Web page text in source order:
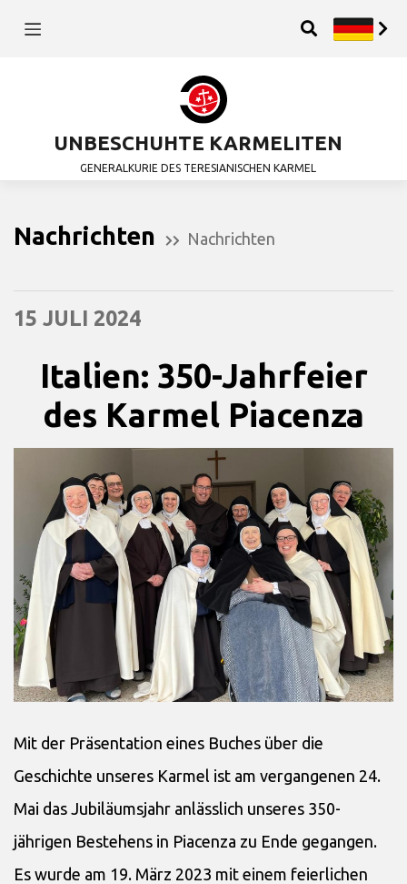
UNBESCHUHTE KARMELITEN
GENERALKURIE DES TERESIANISCHEN KARMEL
Nachrichten Nachrichten
15 JULI 2024
Italien: 350-Jahrfeier
des Karmel Piacenza
Mit der Präsentation eines Buches über die
Geschichte unseres Karmel ist am vergangenen 24.
Mai das Jubiläumsjahr anlässlich unseres 350-
jährigen Bestehens in Piacenza zu Ende gegangen.
Es wurde am 19. März 2023 mit einem feierlichen